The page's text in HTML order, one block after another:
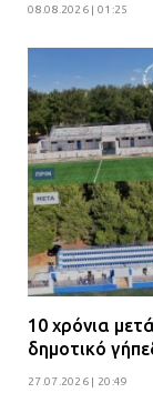
08.08.2026 | 01:25
10 χρόνια
δημοτικό
27.07.2026 | 20:49